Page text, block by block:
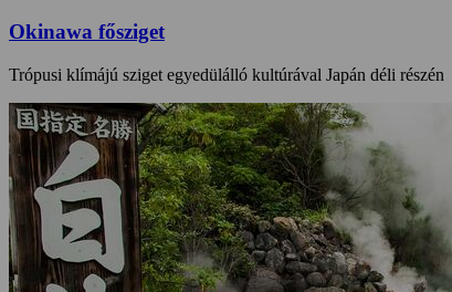
Okinawa fősziget
Trópusi klímájú sziget egyedülálló kultúrával Japán déli részén